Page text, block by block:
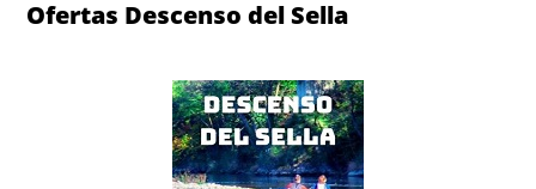
Ofertas Descenso del Sella